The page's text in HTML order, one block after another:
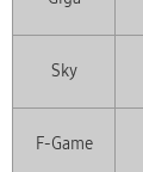
Sky
F-Game